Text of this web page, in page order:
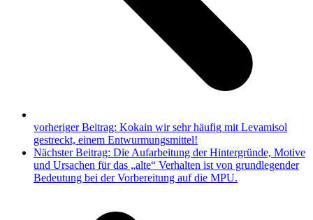
vorheriger Beitrag: Kokain wir sehr häufig mit Levamisol
gestreckt, einem Entwurmungsmittel!
Nächster Beitrag: Die Aufarbeitung der Hintergründe, Motive
und Ursachen für das „alte“ Verhalten ist von grundlegender
Bedeutung bei der Vorbereitung auf die MPU.